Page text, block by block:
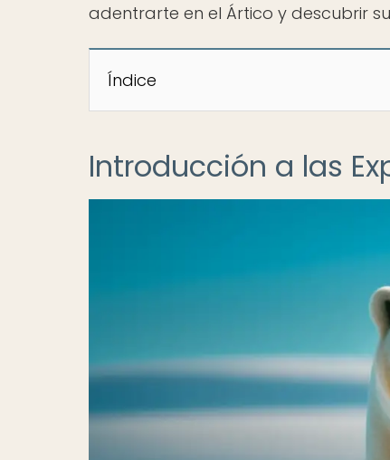
adentrarte en el Ártico y descubrir
Índice
Introducción a las